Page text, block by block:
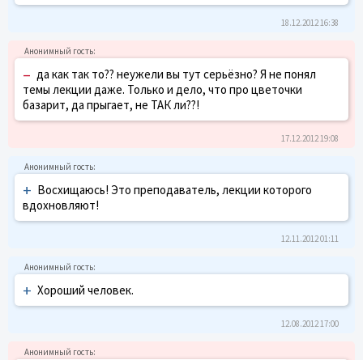
18.12.2012 16:38
– да как так то?? неужели вы тут серьёзно? Я не понял
темы лекции даже. Только и дело, что про цветочки
базарит, да прыгает, не ТАК ли??!
17.12.2012 19:08
+ Восхищаюсь! Это преподаватель, лекции которого
вдохновляют!
12.11.2012 01:11
+ Хороший человек.
12.08.2012 17:00